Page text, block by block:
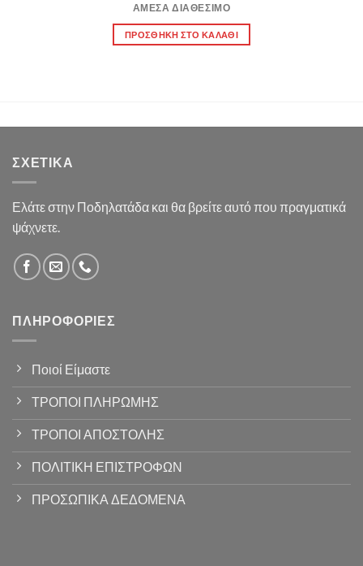
ΆΜΕΣΑ ΔΙΑΘΈΣΙΜΟ
ΠΡΟΣΘΉΚΗ ΣΤΟ ΚΑΛΆΘΙ
ΣΧΕΤΙΚΆ
Ελάτε στην Ποδηλατάδα και θα βρείτε αυτό που πραγματικά
ψάχνετε.
ΠΛΗΡΟΦΟΡΊΕΣ
Ποιοί Είμαστε
ΤΡΟΠΟΙ ΠΛΗΡΩΜΗΣ
ΤΡΟΠΟΙ ΑΠΟΣΤΟΛΗΣ
ΠΟΛΙΤΙΚΗ ΕΠΙΣΤΡΟΦΩΝ
ΠΡΟΣΩΠΙΚΑ ΔΕΔΟΜΕΝΑ